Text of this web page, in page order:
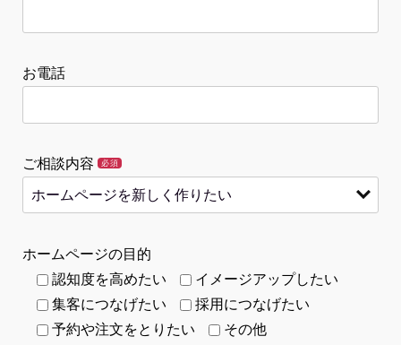
お電話
ご相談内容 必須
ホームページの目的
認知度を高めたい
イメージアップしたい
集客につなげたい
採用につなげたい
予約や注文をとりたい
その他